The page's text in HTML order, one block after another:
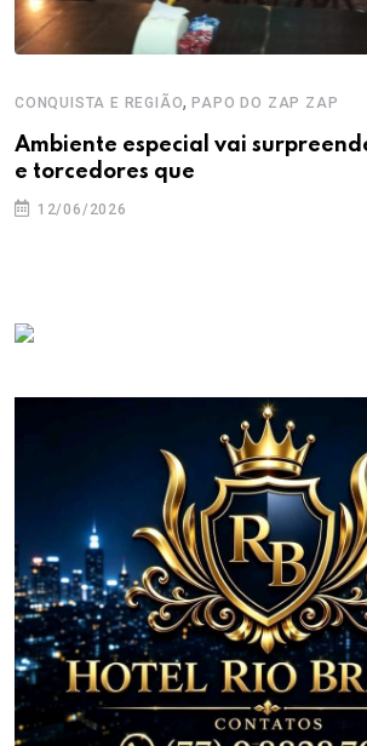
CONQUISTA E REGIÃO,PAPO DO ZAP ZAP
Ambiente especial vai
e torcedores que
12/06/2026